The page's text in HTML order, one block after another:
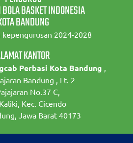
BASKET INDONESIA
BANDUNG
kepengurusan 2024-2028
KANTOR
Perbasi Kota Bandung ,
Bandung , Lt. 2
No.37 C,
Kec. Cicendo
Jawa Barat 40173